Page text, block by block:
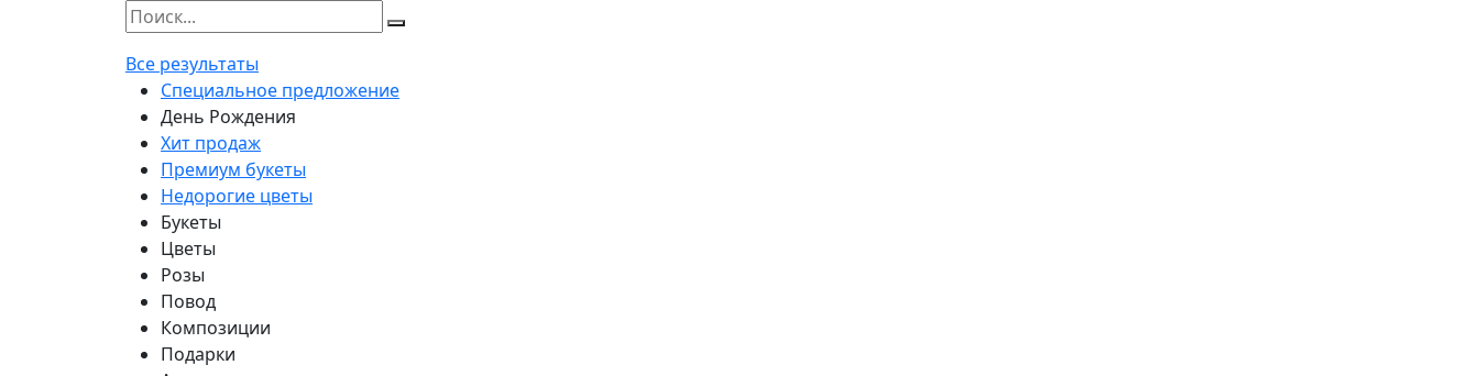
Все результаты
Специальное предложение
День Рождения
Хит продаж
Премиум букеты
Недорогие цветы
Букеты
Цветы
Розы
Повод
Композиции
Подарки